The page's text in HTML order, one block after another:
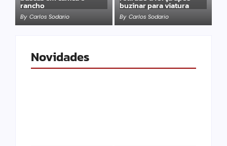
rancho
By Carlos Sodario
buzinar para viatura
By Carlos Sodario
Novidades